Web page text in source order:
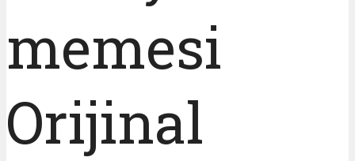
memesi
Orijinal